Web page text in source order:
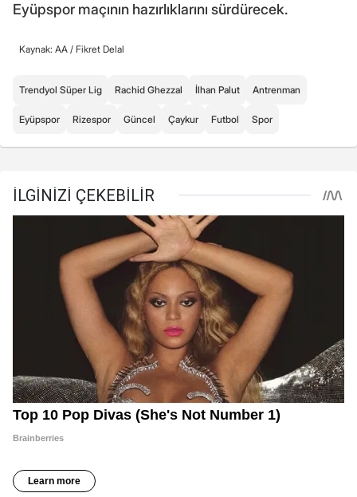
Eyüpspor maçının hazırlıklarını sürdürecek.
Kaynak: AA / Fikret Delal
Trendyol Süper Lig Rachid Ghezzal İlhan Palut Antrenman
Eyüpspor Rizespor Güncel Çaykur Futbol Spor